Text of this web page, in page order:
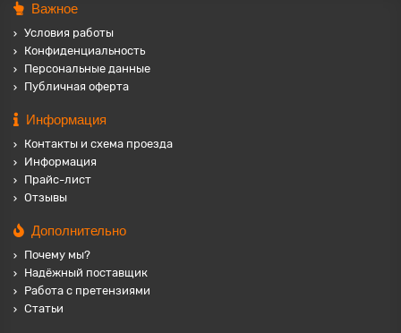
Важное
Условия работы
Конфиденциальность
Персональные данные
Публичная оферта
Информация
Контакты и схема проезда
Информация
Прайс-лист
Отзывы
Дополнительно
Почему мы?
Надёжный поставщик
Работа с претензиями
Статьи